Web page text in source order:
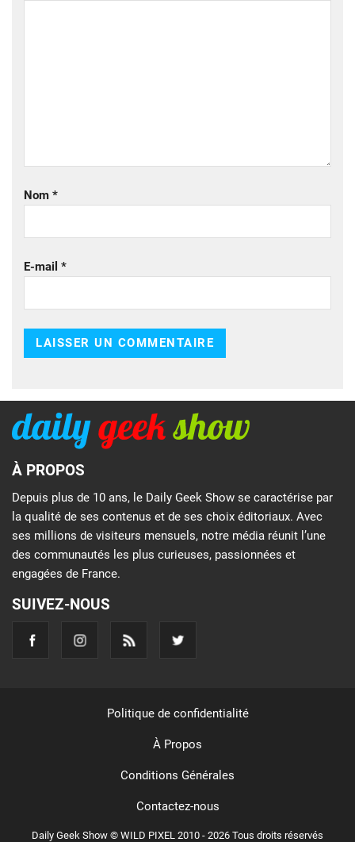
Nom *
E-mail *
À PROPOS
Depuis plus de 10 ans, le Daily Geek Show se caractérise par
la qualité de ses contenus et de ses choix éditoriaux. Avec
ses millions de visiteurs mensuels, notre média réunit l’une
des communautés les plus curieuses, passionnées et
engagées de France.
SUIVEZ-NOUS
Daily Geek Show © WILD PIXEL 2010 - 2026 Tous droits réservés
Politique de confidentialité
À Propos
Conditions Générales
Contactez-nous